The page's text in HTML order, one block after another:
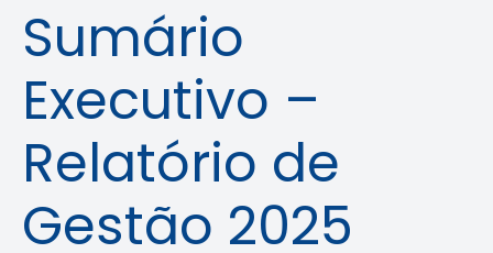
Sumário
Executivo –
Relatório de
Gestão 2025